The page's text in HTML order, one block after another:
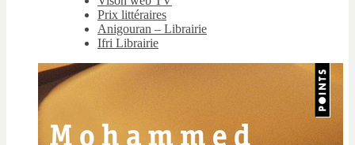
Prix littéraires
Anigouran – Librairie
Ifri Librairie